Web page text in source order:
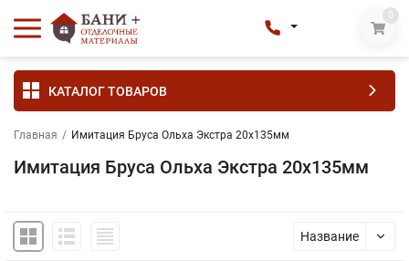
0
КАТАЛОГ ТОВАРОВ
Главная / Имитация Бруса Ольха Экстра 20х135мм
Имитация Бруса Ольха Экстра 20х135мм
Название